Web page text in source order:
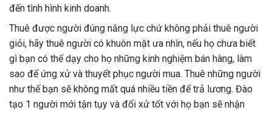
đến tình hình kinh doanh.
Thuê được người đúng năng lực chứ không phải thuê người
giỏi, hãy thuê người có khuôn mặt ưa nhìn, nếu họ chưa biết
gì bạn có thể dạy cho họ những kinh nghiệm bán hàng, làm
sao để ứng xử và thuyết phục người mua. Thuê những người
như thế bạn sẽ không mất quá nhiều tiền để trả lương. Đào
tạo 1 người mới tận tụy và đối xử tốt với họ bạn sẽ nhận